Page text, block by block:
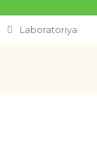
Laboratoriya